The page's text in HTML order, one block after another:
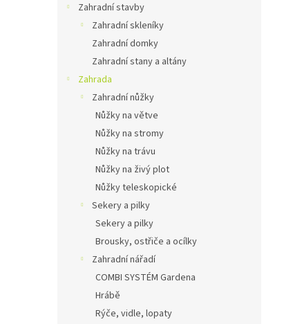
Zahradní stavby
Zahradní skleníky
Zahradní domky
Zahradní stany a altány
Zahrada
Zahradní nůžky
Nůžky na větve
Nůžky na stromy
Nůžky na trávu
Nůžky na živý plot
Nůžky teleskopické
Sekery a pilky
Sekery a pilky
Brousky, ostřiče a ocílky
Zahradní nářadí
COMBI SYSTÉM Gardena
Hrábě
Rýče, vidle, lopaty